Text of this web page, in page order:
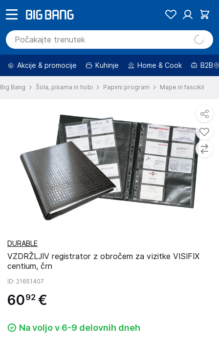
Akcije & promocije Kuhinje Home & Cook B2B
Big Bang Šola, pisarna in hobi Papirni program Mape in fascikli
DURABLE
VZDRŽLJIV registrator z obročem za vizitke VISIFIX
centium, črn
ID: 21651407
6092 €
Na voljo v 6-9 delovnih dneh